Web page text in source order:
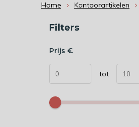
Home Kantoorartikelen
Sorteren op:
Filters
Prijs €
tot